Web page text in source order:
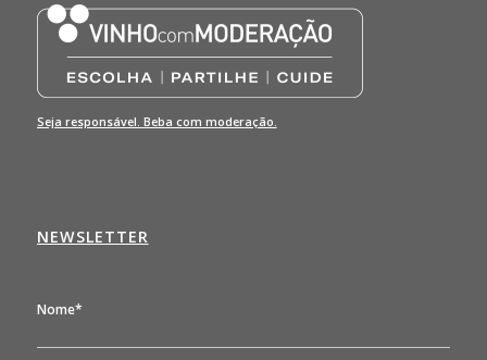
Seja responsável. Beba com moderação.
NEWSLETTER
Nome*